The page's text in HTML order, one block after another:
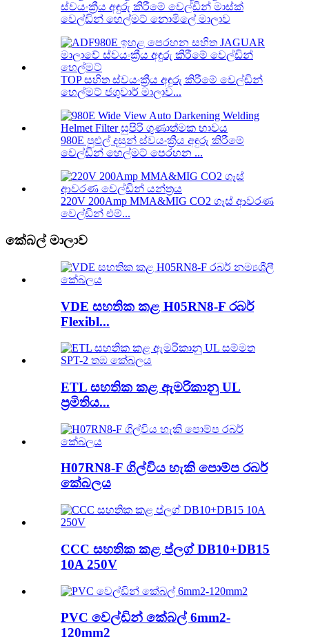
ස්වයංක්‍රීය අඳුරු කිරීමේ වෙල්ඩින් මාස්ක්
වෙල්ඩින් හෙල්මට් නොමිලේ මාලාව
TOP සහිත ස්වයංක්‍රීය අඳුරු කිරීමේ වෙල්ඩින්
හෙල්මට් ජගුවාර් මාලාව...
980E පුළුල් දසුන් ස්වයංක්‍රීය අඳුරු කිරීමේ
වෙල්ඩින් හෙල්මට් පෙරහන ...
220V 200Amp MMA&MIG CO2 ගෑස් ආවරණ
වෙල්ඩින් එම්...
කේබල් මාලාව
VDE සහතික කළ H05RN8-F රබර්
Flexibl...
ETL සහතික කළ ඇමරිකානු UL
ප්‍රමිතිය...
H07RN8-F ගිල්විය හැකි පොම්ප රබර්
කේබලය
CCC සහතික කළ ප්ලග් DB10+DB15
10A 250V
PVC වෙල්ඩින් කේබල් 6mm2-
120mm2